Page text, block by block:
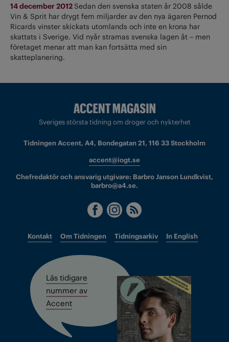
14 december 2012 Sedan den svenska staten år 2008 sålde
Vin & Sprit har drygt fem miljarder av den nya ägaren Pernod
Ricards vinster skickats utomlands och inte en krona har
skattats i Sverige. Vid nyår stramas svenska lagen åt – men
företaget menar att man kan fortsätta med sin
skatteplanering.
Sveriges största tidning om droger och nykterhet
Tidningen Accent, A4, Bondegatan 21, 116 33 Stockholm
accent@iogt.se
Chefredaktör och ansvarig utgivare: Barbro Janson Lundkvist,
barbro@a4.se.
Kontakt Om Tidningen Tidningsarkiv In English
Läs tidigare
nummer av
Accent